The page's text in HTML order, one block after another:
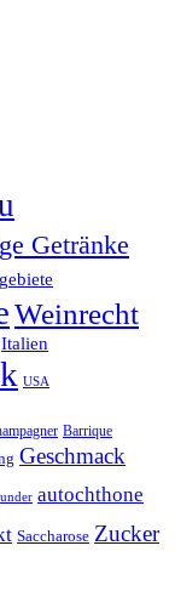
Getränke
Weinrecht
Italien
USA
Barrique
Geschmack
autochthone
Saccharose Zucker